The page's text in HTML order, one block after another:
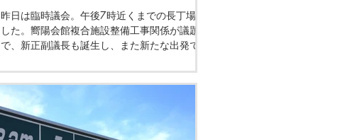
昨日は臨時議会。午後7時近くまでの長丁場で
した。嚮陽会館複合施設整備工事関係が議題
で、新正副議長も誕生し、また新たな出発で
会。一般質問事項を精査中です。危険な暑さが
続きます。ご自愛ください。